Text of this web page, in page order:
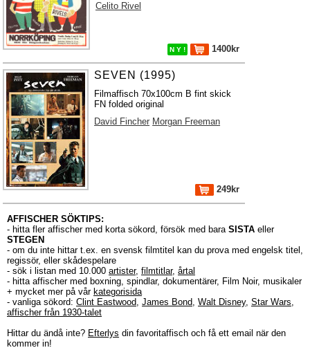
Celito Rivel
N Y ! 1400kr
SEVEN (1995)
Filmaffisch 70x100cm B fint skick
FN folded original
David Fincher Morgan Freeman
249kr
AFFISCHER SÖKTIPS:
- hitta fler affischer med korta sökord, försök med bara SISTA eller
STEGEN
- om du inte hittar t.ex. en svensk filmtitel kan du prova med engelsk titel,
regissör, eller skådespelare
- sök i listan med 10.000 artister, filmtitlar, årtal
- hitta affischer med boxning, spindlar, dokumentärer, Film Noir, musikaler
+ mycket mer på vår kategorisida
- vanliga sökord: Clint Eastwood, James Bond, Walt Disney, Star Wars,
affischer från 1930-talet
Hittar du ändå inte? Efterlys din favoritaffisch och få ett email när den
kommer in!